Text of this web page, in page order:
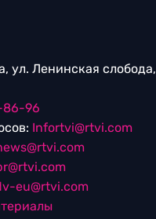
ул. Ленинская слобода,
86-96
Infortvi@rtvi.com
eu@rtvi.com